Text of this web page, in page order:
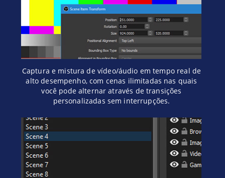
Captura e mistura de vídeo/áudio em tempo real de
alto desempenho, com cenas ilimitadas nas quais
você pode alternar através de transições
personalizadas sem interrupções.